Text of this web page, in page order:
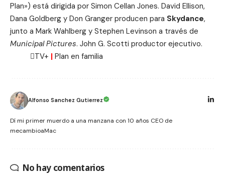
Plan») está dirigida por Simon Cellan Jones. David Ellison,
Dana Goldberg y Don Granger producen para Skydance,
junto a Mark Wahlberg y Stephen Levinson a través de
Municipal Pictures. John G. Scotti productor ejecutivo.
TV+ | Plan en familia
Alfonso Sanchez Gutierrez
Dí mi primer muerdo a una manzana con 10 años CEO de
mecambioaMac
No hay comentarios